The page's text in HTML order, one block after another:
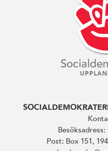
Post: Box 151,